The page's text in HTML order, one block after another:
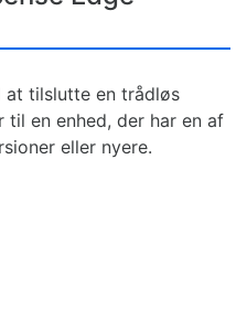
at tilslutte en trådløs
til en enhed, der har en af
eller nyere.